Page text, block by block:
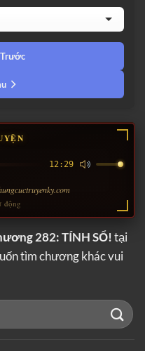
12:29
động
282: TÍNH SỔ!tại
tìm chương khác vui